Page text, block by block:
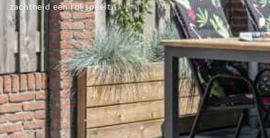
zachtheid een rol speelt.